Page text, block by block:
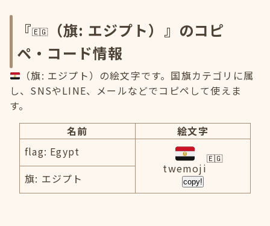
『
（旗: エジプト）』のコピ
ペ・コード情報
（旗: エジプト）の絵文字です。国旗カテゴリに属
し、SNSやLINE、メールなどでコピペして使えま
す。
名前
絵文字
flag: Egypt
twemoji
copy!
旗: エジプト